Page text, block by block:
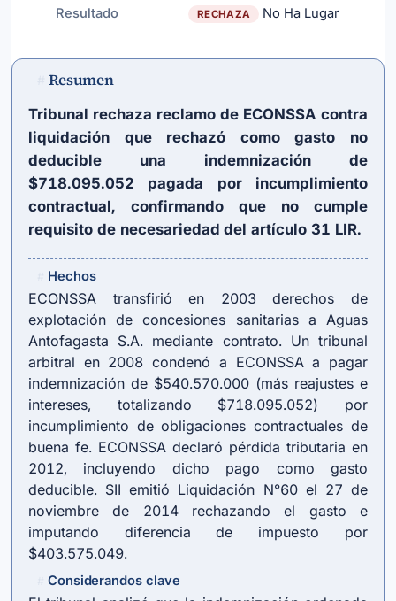
Resultado
RECHAZA No Ha Lugar
Resumen
Tribunal rechaza reclamo de ECONSSA contra
liquidación que rechazó como gasto no
deducible una indemnización de
$718.095.052 pagada por incumplimiento
contractual, confirmando que no cumple
requisito de necesariedad delartículo 31 LIR.
Hechos
ECONSSA transfirió en 2003 derechos de
explotación de concesiones sanitarias a Aguas
Antofagasta S.A. mediante contrato. Un tribunal
arbitral en 2008 condenó a ECONSSA a pagar
indemnización de $540.570.000 (más reajustes e
intereses, totalizando $718.095.052) por
incumplimiento de obligaciones contractuales de
buena fe. ECONSSA declaró pérdida tributaria en
2012, incluyendo dicho pago como gasto
deducible. SII emitió Liquidación N°60 el 27 de
noviembre de 2014 rechazando el gasto e
imputando diferencia de impuesto por
$403.575.049.
Considerandos clave